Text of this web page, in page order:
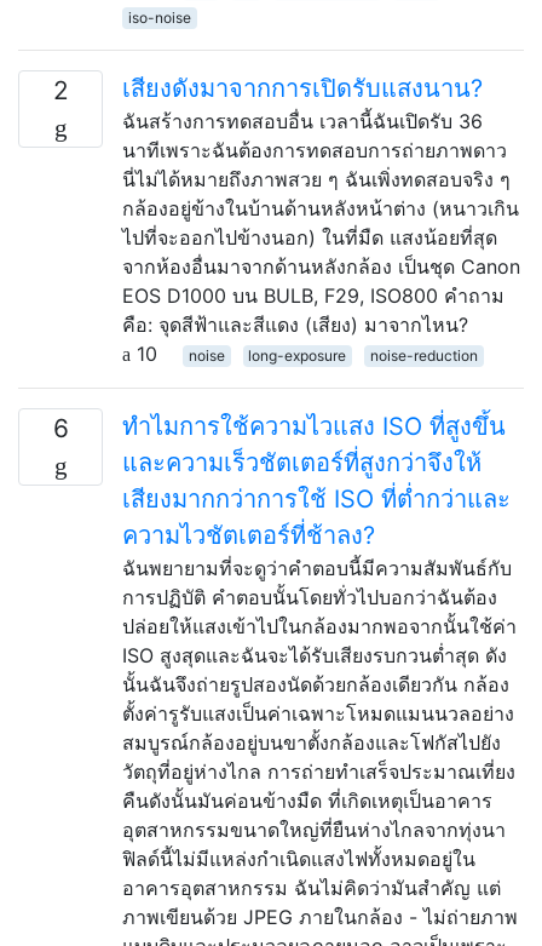
iso-noise
2 เสียงดังมาจากการเปิดรับแสงนาน?
ฉันสร้างการทดสอบอื่น เวลานี้ฉันเปิดรับ 36
นาทีเพราะฉันต้องการทดสอบการถ่ายภาพดาว
นี่ไม่ได้หมายถึงภาพสวย ๆ ฉันเพิ่งทดสอบจริง ๆ
กล้องอยู่ข้างในบ้านด้านหลังหน้าต่าง (หนาวเกิน
ไปที่จะออกไปข้างนอก) ในที่มืด แสงน้อยที่สุด
จากห้องอื่นมาจากด้านหลังกล้อง เป็นชุด Canon
EOS D1000 บน BULB, F29, ISO800 คำถาม
คือ: จุดสีฟ้าและสีแดง (เสียง) มาจากไหน?
10
noise long-exposure noise-reduction
6
ทำไมการใช้ความไวแสง ISO ที่สูงขึ้น
และความเร็วชัตเตอร์ที่สูงกว่าจึงให้
เสียงมากกว่าการใช้ ISO ที่ต่ำกว่าและ
ความไวชัตเตอร์ที่ช้าลง?
ฉันพยายามที่จะดูว่าคำตอบนี้มีความสัมพันธ์กับ
การปฏิบัติ คำตอบนั้นโดยทั่วไปบอกว่าฉันต้อง
ปล่อยให้แสงเข้าไปในกล้องมากพอจากนั้นใช้ค่า
ISO สูงสุดและฉันจะได้รับเสียงรบกวนต่ำสุด ดัง
นั้นฉันจึงถ่ายรูปสองนัดด้วยกล้องเดียวกัน กล้อง
ตั้งค่ารูรับแสงเป็นค่าเฉพาะโหมดแมนนวลอย่าง
สมบูรณ์กล้องอยู่บนขาตั้งกล้องและโฟกัสไปยัง
วัตถุที่อยู่ห่างไกล การถ่ายทำเสร็จประมาณเที่ยง
คืนดังนั้นมันค่อนข้างมืด ที่เกิดเหตุเป็นอาคาร
อุตสาหกรรมขนาดใหญ่ที่ยืนห่างไกลจากทุ่งนา
ฟิลด์นี้ไม่มีแหล่งกำเนิดแสงไฟทั้งหมดอยู่ใน
อาคารอุตสาหกรรม ฉันไม่คิดว่ามันสำคัญ แต่
ภาพเขียนด้วย JPEG ภายในกล้อง - ไม่ถ่ายภาพ